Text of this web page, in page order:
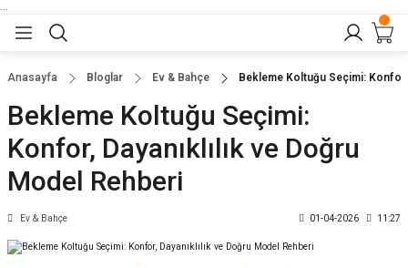
Anasayfa Bloglar Ev & Bahçe Bekleme Koltuğu Seçimi:
Bekleme Koltuğu Seçimi:
Konfor, Dayanıklılık ve Doğru
Model Rehberi
Ev & Bahçe 01-04-2026 11:27